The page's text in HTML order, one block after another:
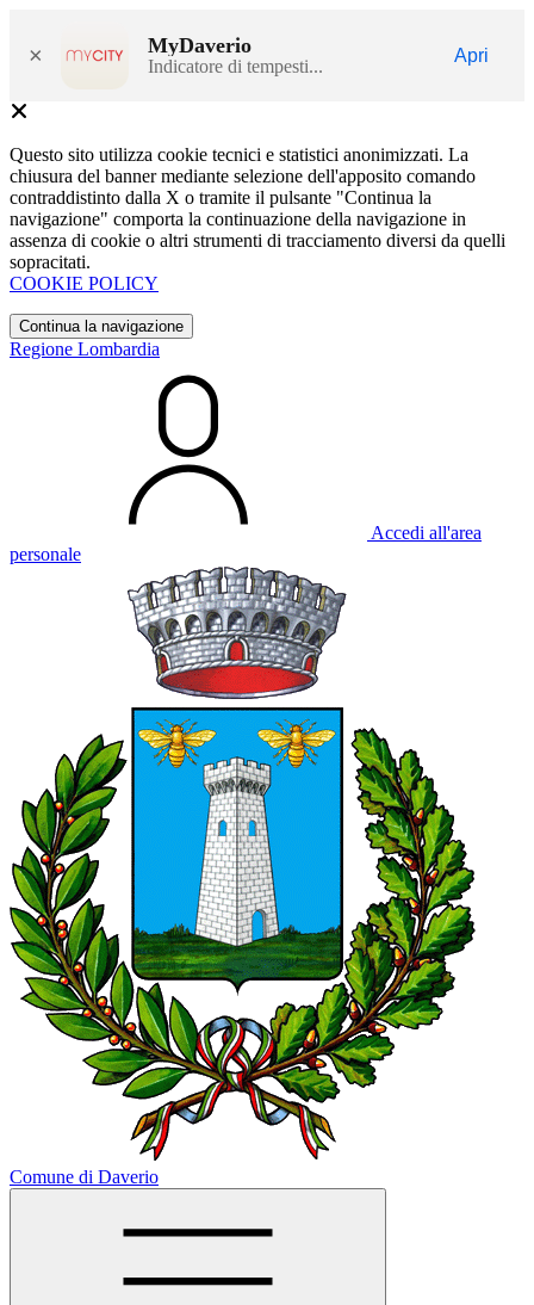
× MyDaverio
Indicatore di tempesti...
Apri
Questo sito utilizza cookie tecnici e statistici anonimizzati. La
chiusura del banner mediante selezione dell'apposito comando
contraddistinto dalla X o tramite il pulsante "Continua la
navigazione" comporta la continuazione della navigazione in
assenza di cookie o altri strumenti di tracciamento diversi da quelli
sopracitati.
COOKIE POLICY
Continua la navigazione
Regione Lombardia
Accedi all'area
personale
Comune di Daverio